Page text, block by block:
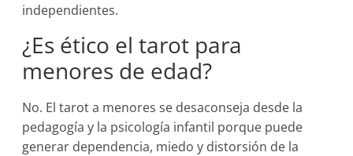
independientes.
¿Es ético el tarot para
menores de edad?
No. El tarot a menores se desaconseja desde la
pedagogía y la psicología infantil porque puede
generar dependencia, miedo y distorsión de la